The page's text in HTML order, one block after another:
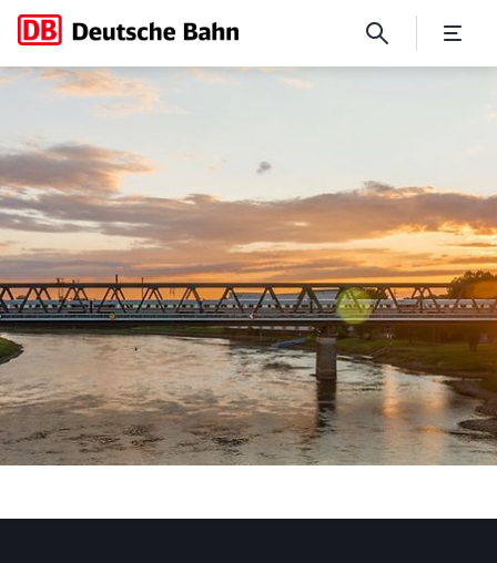
FAQ Onboardingplattform